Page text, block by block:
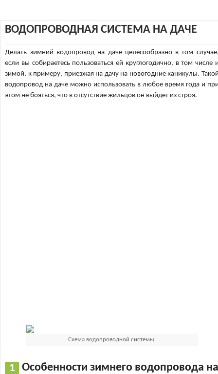
ВОДОПРОВОДНАЯ СИСТЕМА НА ДАЧЕ
Делать зимний водопровод на даче целесообразно в том
если вы собираетесь пользоваться ей круглогодично, в том числе
зимой, к примеру, приезжая на дачу на новогодние каникулы.
водопровод на даче можно использовать в любое время года и
этом не бояться, что в отсутствие жильцов он выйдет из строя.
Схема водопроводной системы.
Особенности зимнего водопровода